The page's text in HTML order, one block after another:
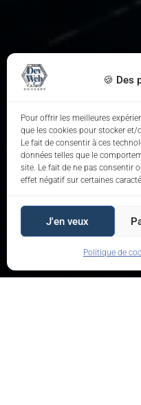
🍪 Des
Pour offrir les meilleures
que les cookies pour stocker et/
Le fait de consentir à ces
données telles que le
site. Le fait de ne pas consentir
effet négatif sur certaines
J'en veux
Politique de